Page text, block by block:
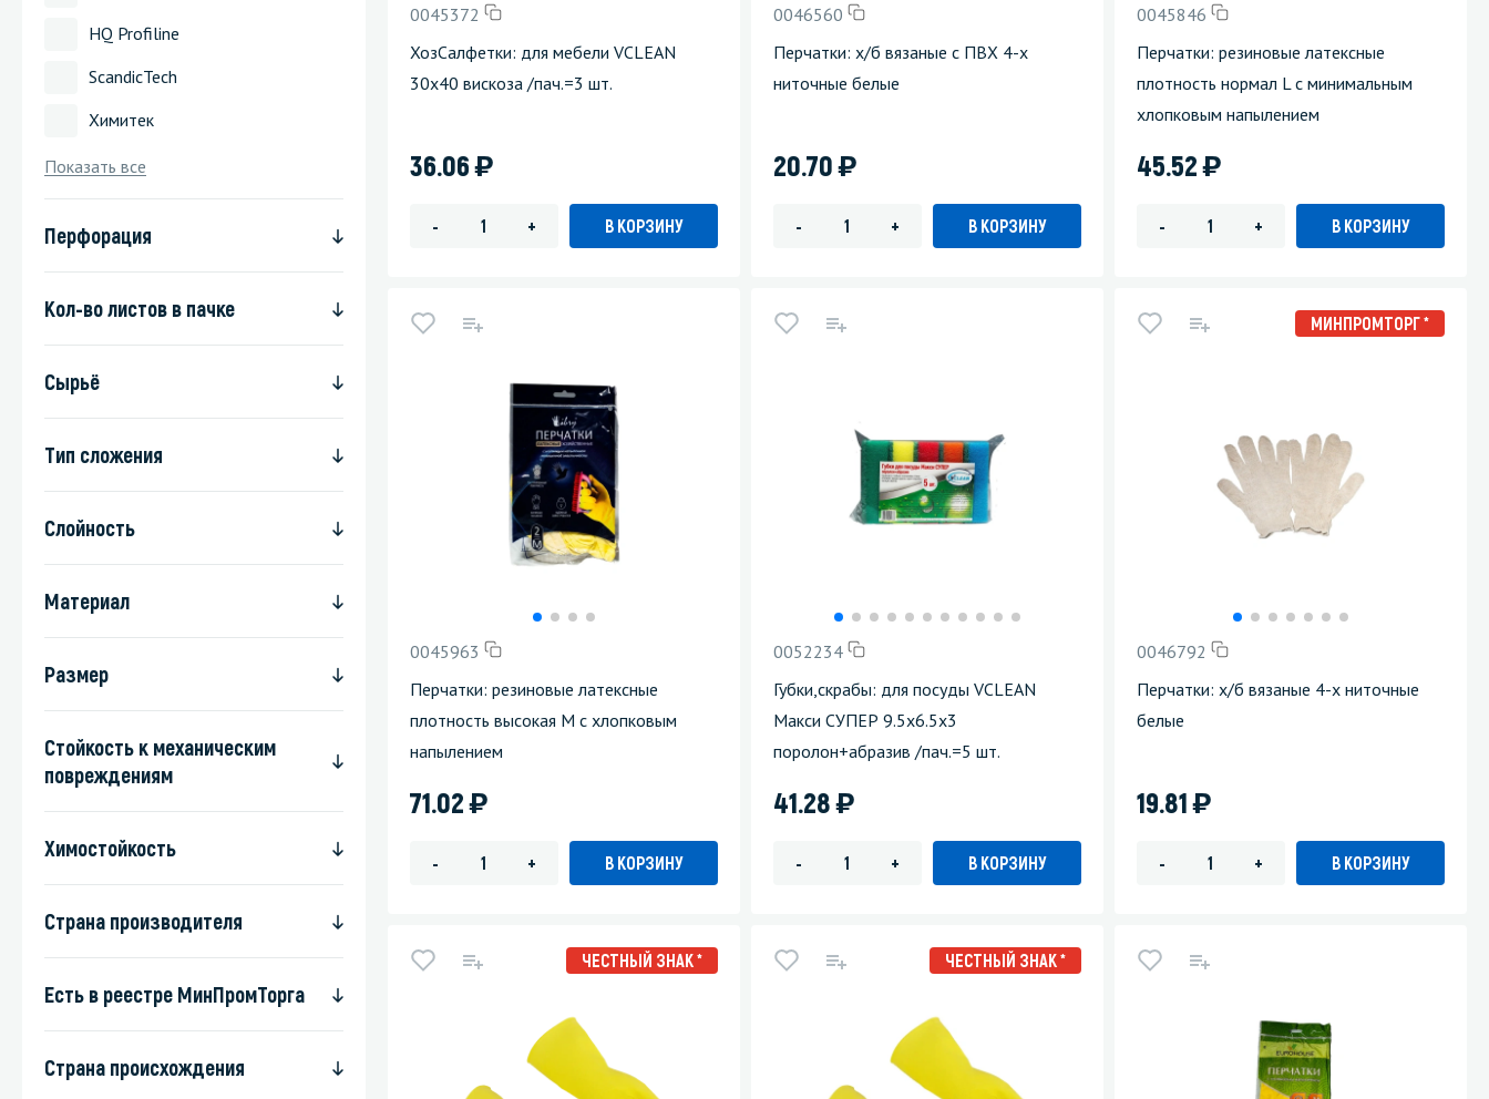
Промышленная уборка
HQ Profiline
ScandicTech
Химитек
Показать все
Перфорация
Кол-во листов в пачке
Сырьё
Тип сложения
Слойность
Материал
Размер
Стойкость к механическим
повреждениям
Химостойкость
Страна производителя
Есть в реестре МинПромТорга
Страна происхождения
0045372
ХозСалфетки: для мебели VCLEAN
30х40 вискоза /пач.=3 шт.
36.06)
- + В КОРЗИНУ
0046560
Перчатки: х/б вязаные с ПВХ 4-х
ниточные белые
20.70)
- + В КОРЗИНУ
0045846
Перчатки: резиновые латексные
плотность нормал L с минимальным
хлопковым напылением
45.52)
- + В КОРЗИНУ
0045963
Перчатки: резиновые латексные
плотность высокая М с хлопковым
напылением
71.02)
- + В КОРЗИНУ
0052234
Губки,скрабы: для посуды VCLEAN
Макси СУПЕР 9.5х6.5х3
поролон+абразив /пач.=5 шт.
41.28)
- + В КОРЗИНУ
МИНПРОМТОРГ *
0046792
Перчатки: х/б вязаные 4-х ниточные
белые
19.81)
- + В КОРЗИНУ
ЧЕСТНЫЙ ЗНАК * ЧЕСТНЫЙ ЗНАК *